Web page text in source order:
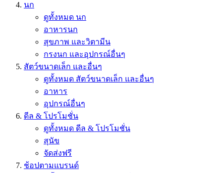
นก
ดูทั้งหมด นก
อาหารนก
สุขภาพ และวิตามีน
กรงนก และอุปกรณ์อื่นๆ
สัตว์ขนาดเล็ก และอื่นๆ
ดูทั้งหมด สัตว์ขนาดเล็ก และอื่นๆ
อาหาร
อุปกรณ์อื่นๆ
ดีล & โปรโมชั่น
ดูทั้งหมด ดีล & โปรโมชั่น
สุนัข
จัดส่งฟรี
ช้อปตามแบรนด์